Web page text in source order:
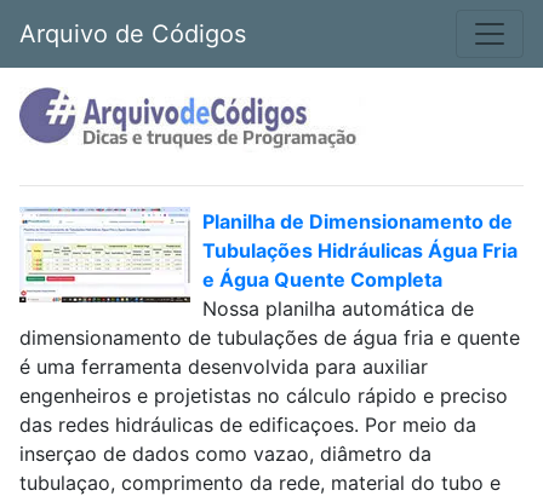
Arquivo de Códigos
Planilha de Dimensionamento de
Tubulações Hidráulicas Água Fria
e Água Quente Completa
Nossa planilha automática de
dimensionamento de tubulações de água fria e quente
é uma ferramenta desenvolvida para auxiliar
engenheiros e projetistas no cálculo rápido e preciso
das redes hidráulicas de edificaçoes. Por meio da
inserçao de dados como vazao, diâmetro da
tubulaçao, comprimento da rede, material do tubo e